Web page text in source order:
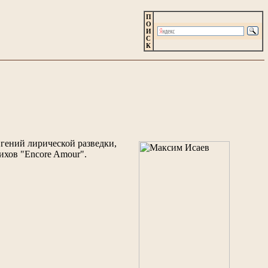
П
О
И
С
К
лирической разведки,
"Encore Amour".